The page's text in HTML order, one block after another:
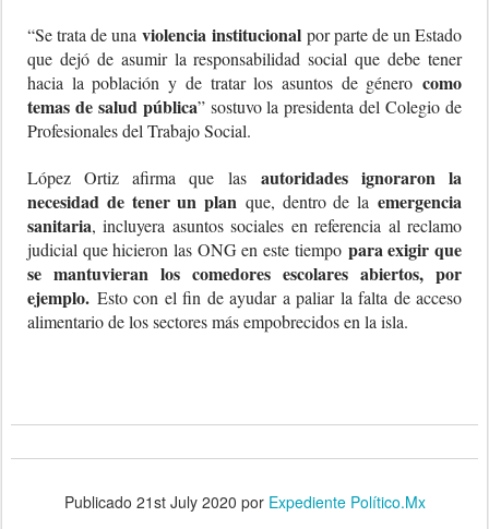
“Se trata de unaviolencia institucionalpor parte de un Estado
que dejó de asumir la responsabilidad social que debe tener
hacia la población y de tratar los asuntos de género como
temas de salud pública” sostuvo la presidenta del Colegio de
Profesionales del Trabajo Social.
López Ortiz afirma que las autoridades ignoraron la
necesidad de tener un plan que, dentro de laemergencia
sanitaria, incluyera asuntos sociales en referencia al reclamo
judicial que hicieron las ONG en este tiempo para exigir que
se mantuvieran los comedores escolares abiertos, por
ejemplo. Esto con el fin de ayudar a paliar la falta de acceso
alimentario de los sectores más empobrecidos en la isla.
Publicado 21st July 2020 por Expediente Político.Mx